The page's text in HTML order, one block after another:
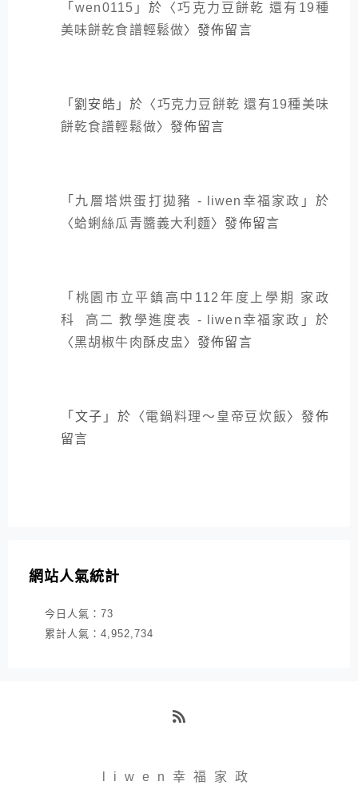
「wen0115 」於〈巧克力豆餅乾 還有19種
美味餅乾食譜輕鬆做〉發佈留言
「劉安皓 」於〈巧克力豆餅乾 還有19種美味
餅乾食譜輕鬆做〉發佈留言
「 九層塔烘蛋打拋豬 - liwen幸福家政 」於
〈蛤蜊絲瓜青醬義大利麵〉發佈留言
「 桃園市立平鎮高中112年度上學期 家政
科 高二 教學進度表 - liwen幸福家政 」於
〈黑胡椒牛肉酥皮盅 〉發佈留言
「 文子 」於〈電鍋料理～皇帝豆炊飯〉發佈
留言
網站人氣統計
今日人氣： 73
累計人氣： 4,952,734
liwen幸福家政